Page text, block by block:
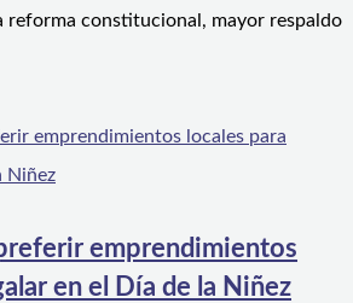
reforma constitucional, mayor respaldo
emprendimientos
en el Día de la Niñez